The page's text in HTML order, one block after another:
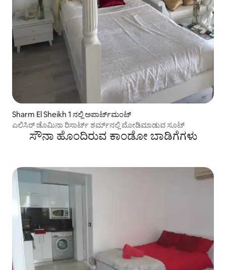
Sharm El Sheikh 1 ನಲ್ಲಿ ಅಪಾರ್ಟ್‌ಮಂಟ್
ಎಲಿಸಿರ್ ಡೊಮಿನಾ ರಿಸಾರ್ಟ್ ಶರ್ಮ್‌ನಲ್ಲಿ ಮೋಡಿಮಾಡುವ ಸೂಟ್
ಸೌನಾ ಹೊಂದಿರುವ ಕಾಂಡೋ ಬಾಡಿಗೆಗಳು